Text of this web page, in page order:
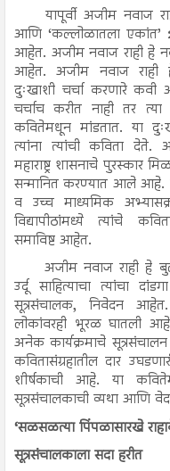
यापूर्वी अजीम नवाज
आणि ‘कल्लोळातला एकांत’
आहेत. अजीम नवाज राही हे
आहेत. अजीम नवाज राही
दुःखाशी चर्चा करणारे
चर्चाच करीत नाही तर
कवितेमधून मांडतात. या
त्यांना त्यांची कविता देते.
महाराष्ट्र शासनाचे पुरस्कार
सन्मानित करण्यात आले आहे.
व उच्च माध्यमिक
विद्यापीठांमध्ये त्यांचे
समाविष्ट आहेत.
अजीम नवाज राही हे
उर्दू साहित्याचा त्यांचा
सूत्रसंचालक, निवेदन आहेत.
लोकांवरही भूरळ घातली
अनेक कार्यक्रमाचे सूत्रसंचालन
कवितासंग्रहातील दार
शीर्षकाची आहे. या
सूत्रसंचालकाची व्यथा आणि
‘सळसळत्या पिंपळासारखे
सूत्रसंचालकाला सदा हरीत